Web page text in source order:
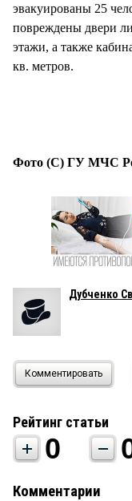
эвакуированы 25
повреждены двери
этажи, а также
кв. метров.
Фото (С) ГУ МЧС
Дубченко
Комментировать
Рейтинг статьи
0
Комментарии